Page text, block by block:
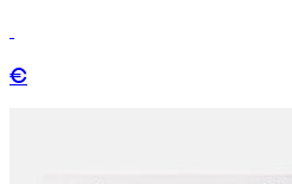
€